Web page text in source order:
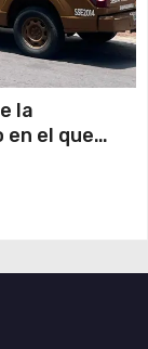
la
el que
calles del
la ciudad